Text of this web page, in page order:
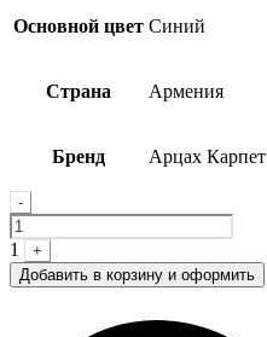
Основной цвет Синий
Страна Армения
Бренд Арцах Карпет
Quantity
-
1
+
Добавить в корзину и оформить